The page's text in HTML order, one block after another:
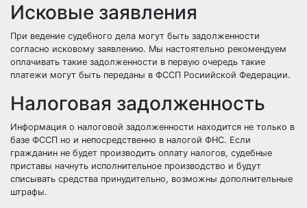
Исковые заявления
При ведение судебного дела могут быть задолженности
согласно исковому заявлению. Мы настоятельно рекомендуем
оплачивать такие задолженности в первую очередь такие
платежи могут быть переданы в ФССП Росиийской Федерации.
Налоговая задолженность
Информация о налоговой задолженности находится не только в
базе ФССП но и непосредственно в налогой ФНС. Если
гражданин не будет производить оплату налогов, судебные
приставы начнуть исполнительное производство и будут
списывать средства принудительно, возможны дополнительные
штрафы.